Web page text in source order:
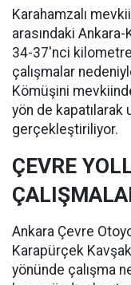
Karahamzalı
arasındaki
34-37'nci
çalışmalar
Kömüşini
yön de kapatılarak
gerçekleştiriliyor.
ÇEVRE
Ankara Çevre
Karapürçek
yönünde çalışma